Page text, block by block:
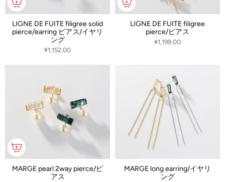
LIGNE DE FUITE filigree solid
pierce/earring ピアス/イヤリ
ング
¥1,152.00
LIGNE DE FUITE filigree
pierce/ピアス
¥1,199.00
MARGE pearl 2way pierce/ピ
アス
MARGE long earring/イヤリ
ング